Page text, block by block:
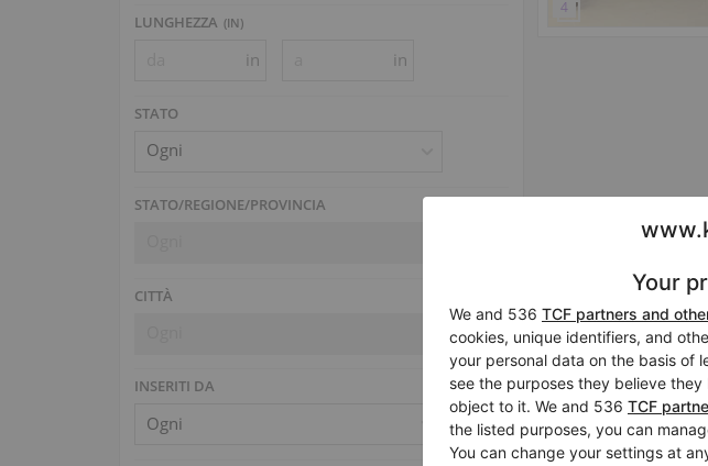
LUNGHEZZA (IN)
in in
STATO
Ogni
STATO/REGIONE/PROVINCIA
CITTÀ
INSERITI DA